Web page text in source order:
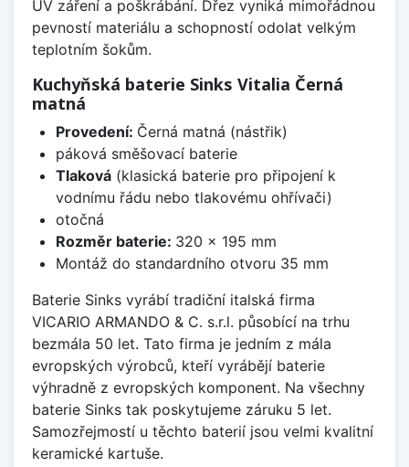
UV záření a poškrábání. Dřez vyniká mimořádnou
pevností materiálu a schopností odolat velkým
teplotním šokům.
Kuchyňská baterie Sinks Vitalia Černá
matná
Provedení: Černá matná (nástřik)
páková směšovací baterie
Tlaková(klasická baterie pro připojení k
vodnímu řádu nebo tlakovému ohřívači)
otočná
Rozměr baterie: 320 x 195 mm
Montáž do standardního otvoru 35 mm
Baterie Sinks vyrábí tradiční italská firma
VICARIO ARMANDO & C. s.r.l. působící na trhu
bezmála 50 let. Tato firma je jedním z mála
evropských výrobců, kteří vyrábějí baterie
výhradně z evropských komponent. Na všechny
baterie Sinks tak poskytujeme záruku 5 let.
Samozřejmostí u těchto baterií jsou velmi kvalitní
keramické kartuše.